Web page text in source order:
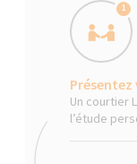
1
Un courtier
l’étude